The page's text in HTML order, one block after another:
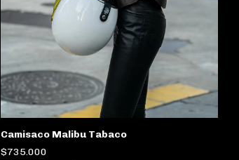
Camisaco Malibu Tabaco
$735.000